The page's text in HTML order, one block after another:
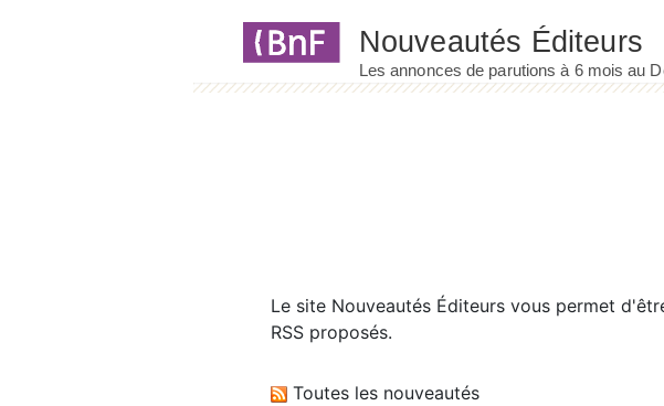
Le site Nouveautés Éditeurs vous permet
RSS proposés.
Toutes les nouveautés